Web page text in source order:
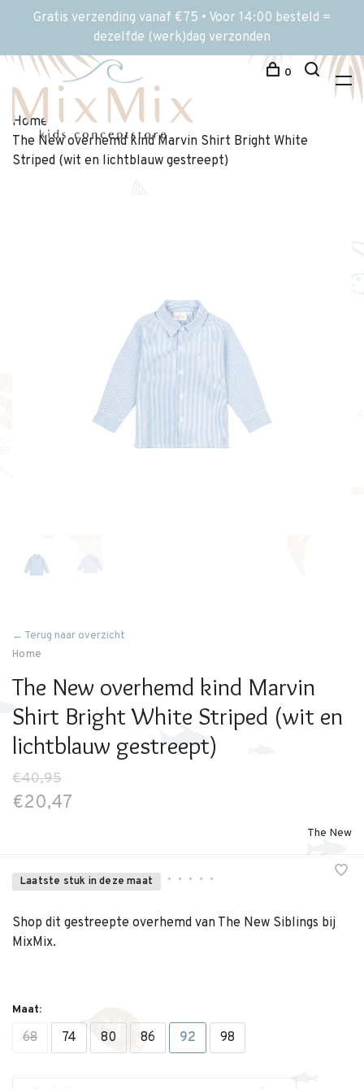
Gratis verzending vanaf €75 • Voor 14:00 besteld =
dezelfde (werk)dag verzonden
0
Home
The New overhemd kind Marvin Shirt Bright White
Striped (wit en lichtblauw gestreept)
← Terug naar overzicht
Home
The New overhemd kind Marvin
Shirt Bright White Striped (wit en
lichtblauw gestreept)
€40,95
€20,47
The New
Laatste stuk in deze maat • • • • •
Shop dit gestreepte overhemd van The New Siblings bij
MixMix.
Maat:
68 74 80 86 92 98